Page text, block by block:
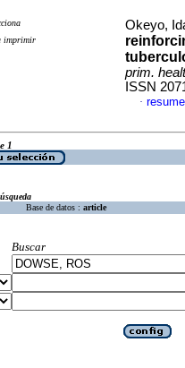
imprimir
Okeyo,
prim.
ISSN
·
1
Base de datos : article
Buscar